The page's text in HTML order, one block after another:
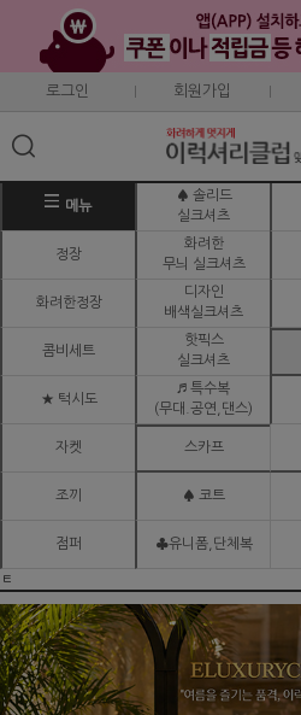
로그인 회원가입
메뉴
♠ 솔리드
실크셔츠
정장
화려한
무늬 실크셔츠
화려한정장
디자인
배색실크셔츠
콤비세트
핫픽스
실크셔츠
★ 턱시도
♬ 특수복
(무대.공연,댄스)
자켓 스카프
조끼 ♠ 코트
점퍼 ♣유니폼,단체복
ㅌ